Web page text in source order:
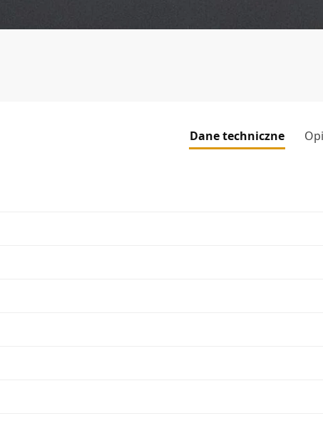
Dane techniczne